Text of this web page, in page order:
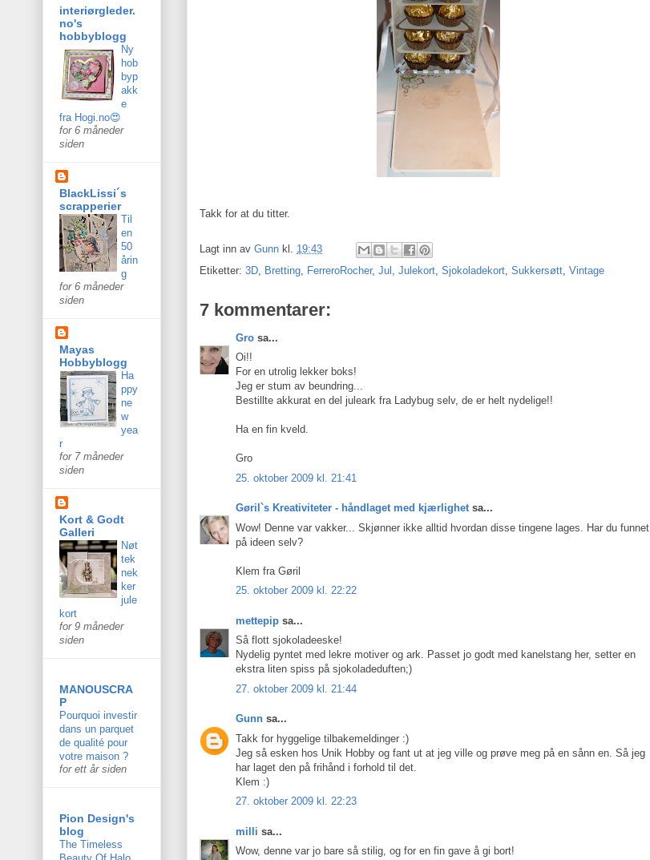
Takk for at du titter.
Lagt inn av Gunn kl. 19:43
Etiketter: 3D Bretting FerreroRocher, Jul Julekort Sjokoladekort Sukkersøtt Vintage
7 kommentarer:
Gro sa...
Oi!!
For en utrolig lekker boks!
Jeg er stum av beundring...
Bestillte akkurat en del juleark fra Ladybug selv, de er helt nydelige!!
Ha en fin kveld.
Gro
25. oktober 2009 kl. 21:41
Gøril`s Kreativiteter - håndlaget med kjærlighetsa...
Wow! Denne var vakker... Skjønner ikke alltid hvordan disse tingene lages. Har du funnet
på ideen selv?
Klem fra Gøril
25. oktober 2009 kl. 22:22
mettepip sa...
Så flott sjokoladeeske!
Nydelig pyntet med lekre motiver og ark. Passet jo godt med kanelstang her, setter en
ekstra liten spiss på sjokoladeduften;)
27. oktober 2009 kl. 21:44
Gunn sa...
Takk for hyggelige tilbakemeldinger :)
Jeg så esken hos Unik Hobby og fant ut at jeg ville og prøve meg på en sånn en. Så jeg
har laget den på frihånd i forhold til det.
Klem :)
27. oktober 2009 kl. 22:23
milli sa...
Wow, denne var jo bare så stilig, og for en fin gave å gi bort!
interiørgleder.
no's
hobbyblogg
Ny
hob
byp
akk
e
fra Hogi.no😍
for 6 måneder
siden
BlackLissi´s
scrapperier
Til
en
50
årin
g
for 6 måneder
siden
Mayas
Hobbyblogg
Ha
ppy
ne
w
yea
r
for 7 måneder
siden
Kort & Godt
Galleri
Nøt
tek
nek
ker
jule
kort
for 9 måneder
siden
MANOUSCRA
P
Pourquoi investir
dans un parquet
de qualité pour
votre maison ?
for ett år siden
Pion Design's
blog
The Timeless